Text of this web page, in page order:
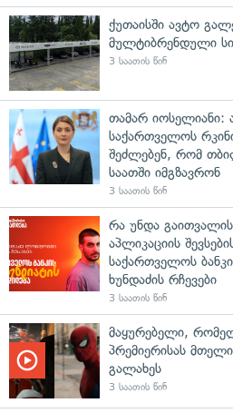
ქუთაისში ავტო
მულტიბრენდული
3 საათის წინ
თამარ იოსელიანი:
საქართველოს
შეძლებენ, რომ
საათში იმგზავრონ
3 საათის წინ
რა უნდა
აპლიკაციის
საქართველოს
ხუნდაძის რჩევები
3 საათის წინ
მაყურებელი,
პრემიერისას
გალახეს
3 საათის წინ